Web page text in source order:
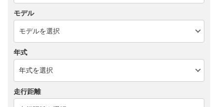
モデル
年式
走行距離